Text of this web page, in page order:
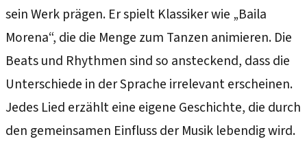
sein Werk prägen. Er spielt Klassiker wie „Baila
Morena“, die die Menge zum Tanzen animieren. Die
Beats und Rhythmen sind so ansteckend, dass die
Unterschiede in der Sprache irrelevant erscheinen.
Jedes Lied erzählt eine eigene Geschichte, die durch
den gemeinsamen Einfluss der Musik lebendig wird.